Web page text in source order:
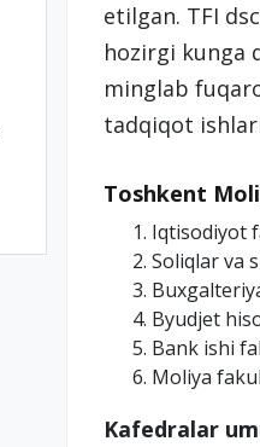
etilgan. TFI
hozirgi kunga
minglab
tadqiqot
Toshkent
Iqtisodiyot
Soliqlar va
Byudjet
Bank ishi
Moliya
Kafedralar